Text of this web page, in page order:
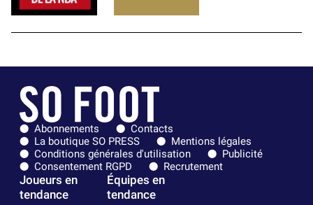
Abonnements
Contacts
La boutique SO PRESS
Mentions légales
Conditions générales d'utilisation
Publicité
Consentement RGPD
Recrutement
Joueurs en
tendance
Équipes en
tendance